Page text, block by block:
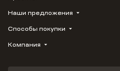
ВЕРН
1799
Наши предложения
Купить квартиру
Студию
Способы покупки
Трейд-ин
Компания